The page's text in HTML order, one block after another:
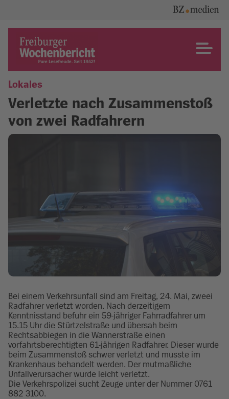
content
Freiburger Wochenbericht
Lokales
Verletzte nach Zusammenstoß
von zwei Radfahrern
Bei einem Verkehrsunfall sind am Freitag, 24. Mai, zweei
Radfahrer verletzt worden. Nach derzeitigem
Kenntnisstand befuhr ein 59-jähriger Fahrradfahrer um
15.15 Uhr die Stürtzelstraße und übersah beim
Rechtsabbiegen in die Wannerstraße einen
vorfahrtsberechtigten 61-jährigen Radfahrer. Dieser wurde
beim Zusammenstoß schwer verletzt und musste im
Krankenhaus behandelt werden. Der mutmaßliche
Unfallverursacher wurde leicht verletzt.
Die Verkehrspolizei sucht Zeuge unter der Nummer 0761
882 3100.